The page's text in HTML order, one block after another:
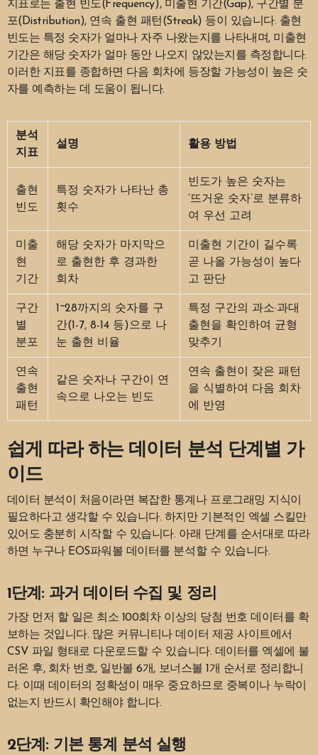
지표로는 출현 빈도(Frequency), 미출현 기간(Gap), 구간별 분
포(Distribution), 연속 출현 패턴(Streak) 등이 있습니다. 출현
빈도는 특정 숫자가 얼마나 자주 나왔는지를 나타내며, 미출현
기간은 해당 숫자가 얼마 동안 나오지 않았는지를 측정합니다.
이러한 지표를 종합하면 다음 회차에 등장할 가능성이 높은 숫
자를 예측하는 데 도움이 됩니다.
분석
지표
설명 활용 방법
출현
빈도
특정 숫자가 나타난 총
횟수
빈도가 높은 숫자는
‘뜨거운 숫자’로 분류하
여 우선 고려
미출
현
기간
해당 숫자가 마지막으
로 출현한 후 경과한
회차
미출현 기간이 길수록
곧 나올 가능성이 높다
고 판단
구간
별
분포
1~28까지의 숫자를 구
간(1-7, 8-14 등)으로 나
눈 출현 비율
특정 구간의 과소·과대
출현을 확인하여 균형
맞추기
연속
출현
패턴
같은 숫자나 구간이 연
속으로 나오는 빈도
연속 출현이 잦은 패턴
을 식별하여 다음 회차
에 반영
쉽게 따라 하는 데이터 분석 단계별 가
이드
데이터 분석이 처음이라면 복잡한 통계나 프로그래밍 지식이
필요하다고 생각할 수 있습니다. 하지만 기본적인 엑셀 스킬만
있어도 충분히 시작할 수 있습니다. 아래 단계를 순서대로 따라
하면 누구나 EOS파워볼 데이터를 분석할 수 있습니다.
1단계: 과거 데이터 수집 및 정리
가장 먼저 할 일은 최소 100회차 이상의 당첨 번호 데이터를 확
보하는 것입니다. 많은 커뮤니티나 데이터 제공 사이트에서
CSV 파일 형태로 다운로드할 수 있습니다. 데이터를 엑셀에 불
러온 후, 회차 번호, 일반볼 6개, 보너스볼 1개 순서로 정리합니
다. 이때 데이터의 정확성이 매우 중요하므로 중복이나 누락이
없는지 반드시 확인해야 합니다.
2단계: 기본 통계 분석 실행